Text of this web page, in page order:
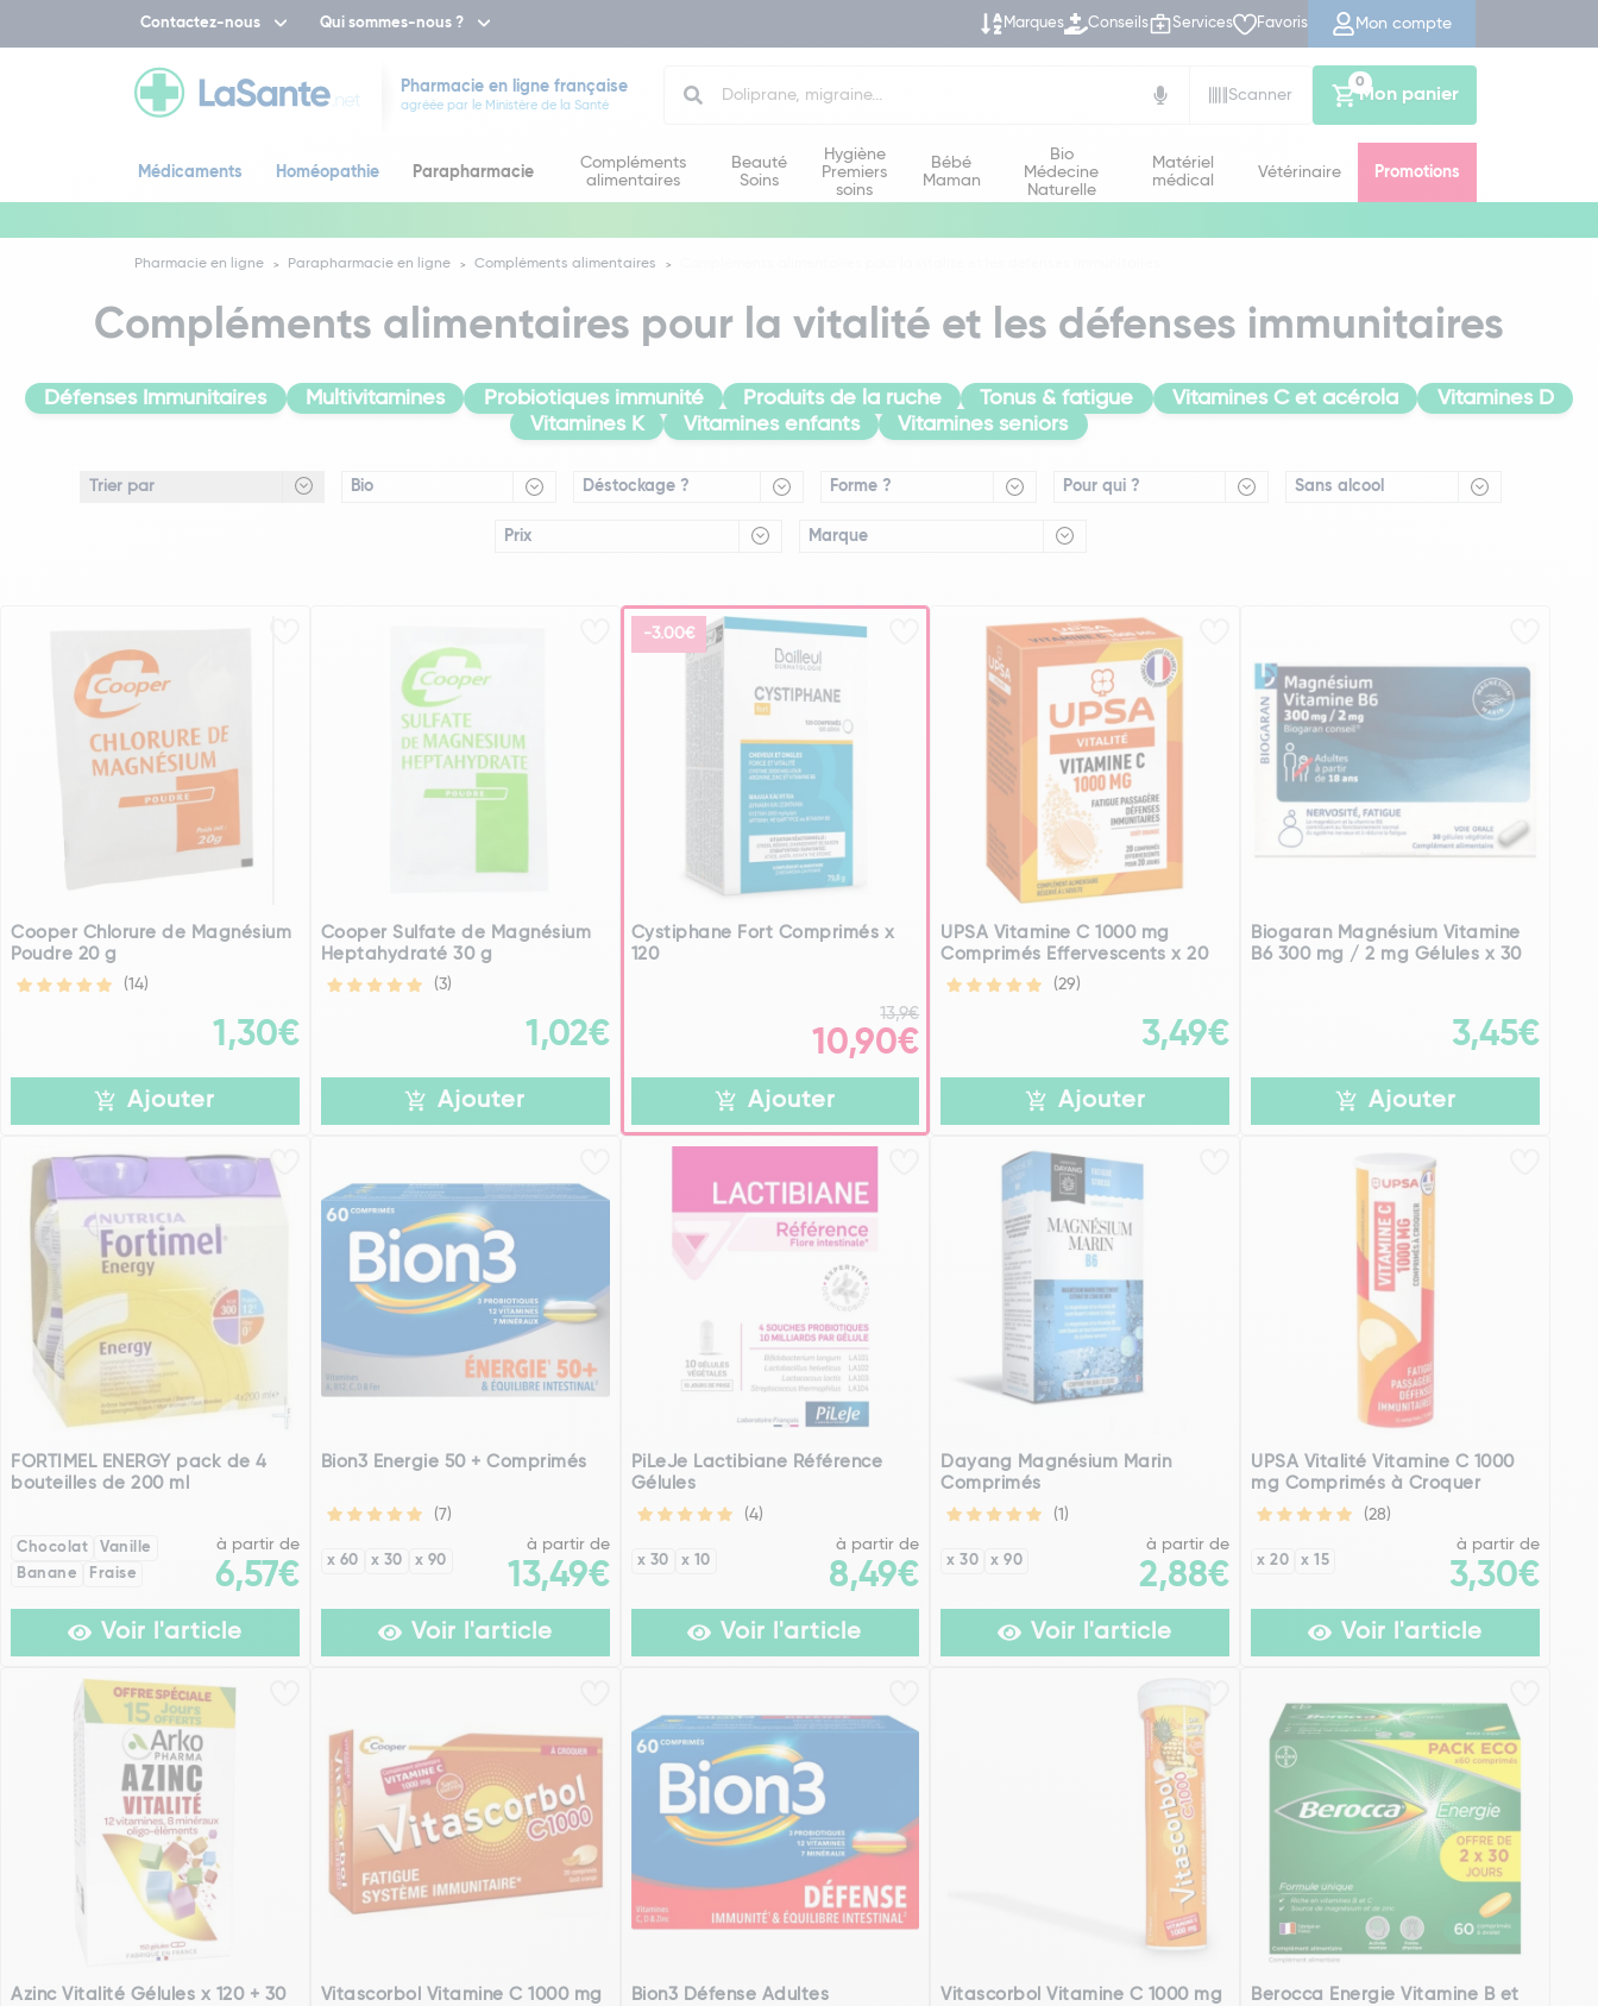
Contactez-nous Qui sommes-nous ? Marques Conseils Services Favoris Mon compte
Pharmacie en ligne française
agréée par le Ministère de la Santé
Scanner
Mon panier
0
Médicaments Homéopathie Parapharmacie
Compléments
alimentaires
Beauté
Soins
Hygiène
Premiers
soins
Bébé
Maman
Bio
Médecine
Naturelle
Matériel
médical
Vétérinaire Promotions
Pharmacie en ligne Parapharmacie en ligne Compléments alimentaires
Compléments alimentaires pour la vitalité et les défenses immunitaires
Défenses Immunitaires Multivitamines Probiotiques immunité Produits de la ruche Tonus & fatigue Vitamines C et acérola
Vitamines D
Vitamines K
Vitamines enfants Vitamines seniors
Bio Déstockage ? Forme ? Pour qui ? Sans alcool
Prix Marque
Cooper Chlorure de Magnésium
Poudre 20 g
(14)
1,30€
Ajouter
Cooper Sulfate de Magnésium
Heptahydraté 30 g
(3)
1,02€
Ajouter
-3.00€
Cystiphane Fort Comprimés x
120
13,9€
10,90€
Ajouter
UPSA Vitamine C 1000 mg
Comprimés Effervescents x 20
(29)
3,49€
Ajouter
Biogaran Magnésium Vitamine
B6 300 mg / 2 mg Gélules x 30
3,45€
Ajouter
FORTIMEL ENERGY pack de 4
bouteilles de 200 ml
Chocolat
Vanille
Banane
Fraise
à partir de
6,57€
Voir l'article
Bion3 Energie 50 + Comprimés
(7)
x 60 x 30 x 90
à partir de
13,49€
Voir l'article
PiLeJe Lactibiane Référence
Gélules
(4)
x 30 x 10
à partir de
8,49€
Voir l'article
Dayang Magnésium Marin
Comprimés
(1)
x 30 x 90
à partir de
2,88€
Voir l'article
UPSA Vitalité Vitamine C 1000
mg Comprimés à Croquer
(28)
x 20 x 15
à partir de
3,30€
Voir l'article
Azinc Vitalité Gélules x 120 + 30
Vitascorbol Vitamine C 1000 mg
Bion3 Défense Adultes
Vitascorbol Vitamine C 1000 mg
Berocca Energie Vitamine B et